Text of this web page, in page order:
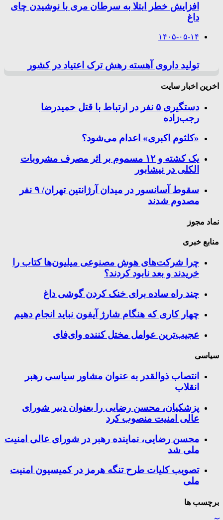
افزایش خطر ابتلا به سرطان مری با نوشیدن چای
داغ
۱۴۰۵-۰۵-۱۴
تولید داروی آهسته رهش ترک اعتیاد در کشور
اخرین اخبار سایت
دستگیری ۵ نفر در ارتباط با قتل حمیدرضا
رجب‌زاده
«کلثوم اکبری» اعدام می‌شود؟
یک کشته و ۱۲ مسموم بر اثر مصرف مشروبات
الکلی در نیشابور
سقوط آسانسور در میدان آرژانتین تهران/ ۹ نفر
مصدوم شدند
نماد مجوز
منابع خبری
چرا شرکت‌های هوش مصنوعی میلیون‌ها کتاب را
خریدند و بعد نابود کردند؟
چند راه‌ ساده برای خنک کردن گوشی داغ
چهار کاری که هنگام شارژ آیفون نباید انجام دهیم
عجیب‌ترین عوامل مختل کننده وای‌فای
سیاسی
انتصاب ذوالقدر به عنوان مشاور سیاسی رهبر
انقلاب
پزشکیان، محسن رضایی را بعنوان دبیر شورای
عالی امنیت منصوب کرد
محسن رضایی، نماینده رهبر در شورای عالی امنیت
ملی شد
تصویب کلیات طرح تنگه هرمز در کمیسیون امنیت
ملی
برچسب ها